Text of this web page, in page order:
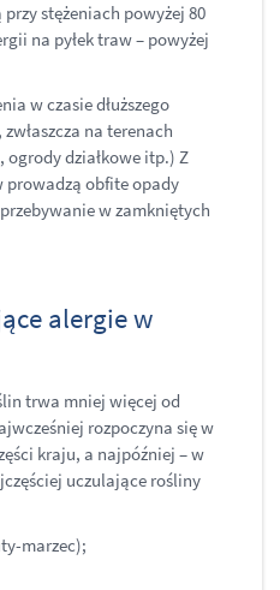
stężeniach powyżej 80
na pyłek traw – powyżej
w czasie dłuższego
na terenach
ogrody działkowe itp.) Z
obfite opady
w zamkniętych
alergie w
trwa mniej więcej od
rozpoczyna się w
kraju, a najpóźniej – w
uczulające rośliny
marzec);